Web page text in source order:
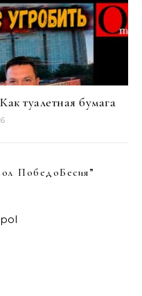
туалетная бумага
ПобедоБесия”